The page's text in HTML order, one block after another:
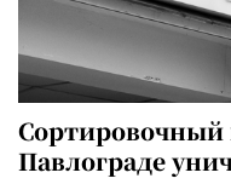
Сортировочный
Павлограде